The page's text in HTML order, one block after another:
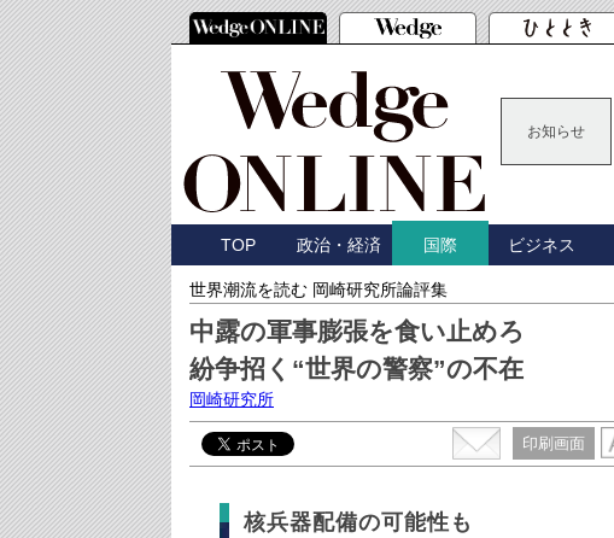
お知らせ
TOP 政治・経済 国際 ビジネス
世界潮流を読む 岡崎研究所論評集
中露の軍事膨張を食い止めろ
紛争招く“世界の警察”の不在
岡崎研究所
印刷画面
核兵器配備の可能性も